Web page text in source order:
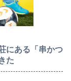
にある「串かつ
た